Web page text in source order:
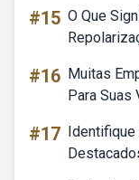
#15 O Que
#16 Muitas
Para Suas
#17 Identifique